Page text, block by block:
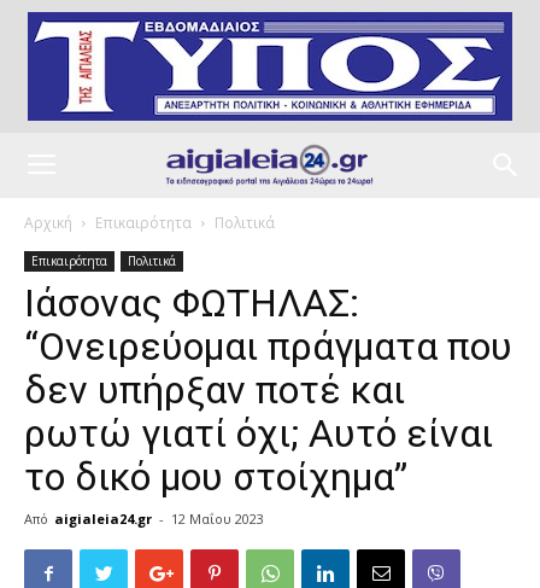
Αρχική Επικαιρότητα Πολιτικά
Επικαιρότητα Πολιτικά
Iάσονας ΦΩΤΗΛΑΣ:
“Ονειρεύομαι πράγματα που
δεν υπήρξαν ποτέ και
ρωτώ γιατί όχι; Αυτό είναι
το δικό μου στοίχημα”
Από aigialeia24.gr - 12 Μαΐου 2023